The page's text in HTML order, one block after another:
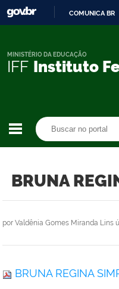
COMUNICA BR
IFF Instituto
MINISTÉRIO DA EDUCAÇÃO
BRUNA
por Valdênia Gomes Miranda Lins
BRUNA REGINA